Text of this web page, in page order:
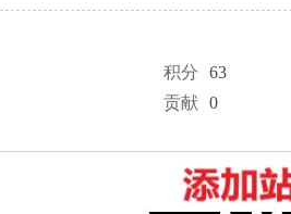
积分
63
贡献 0